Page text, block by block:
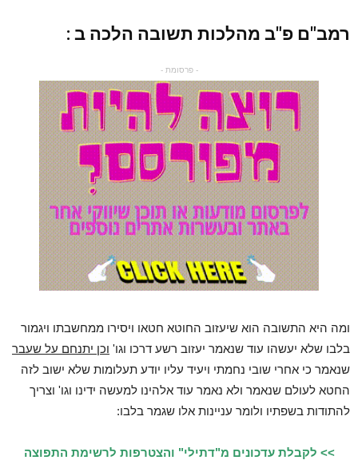
רמב"ם פ"ב מהלכות תשובה הלכה ב :
- פרסומת -
ומה היא התשובה הוא שיעזוב החוטא חטאו ויסירו ממחשבתו ויגמור
בלבו שלא יעשהו עוד שנאמר יעזוב רשע דרכו וגו' וכן יתנחם על שעבר
שנאמר כי אחרי שובי נחמתי ויעיד עליו יודע תעלומות שלא ישוב לזה
החטא לעולם שנאמר ולא נאמר עוד אלהינו למעשה ידינו וגו' וצריך
להתודות בשפתיו ולומר עניינות אלו שגמר בלבו:
>> לקבלת עדכונים מ"דתילי" והצטרפות לרשימת התפוצה